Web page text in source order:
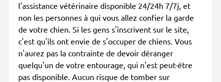
l'assistance vétérinaire disponible 24/24h 7/7j, et
non les personnes à qui vous allez confier la garde
de votre chien. Si les gens s'inscrivent sur le site,
c'est qu'ils ont envie de s'occuper de chiens. Vous
n'aurez pas la contrainte de devoir déranger
quelqu'un de votre entourage, qui n'est peut-être
pas disponible. Aucun risque de tomber sur